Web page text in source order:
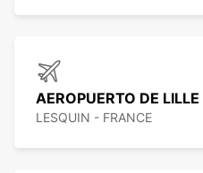
AEROPUERTO DE LILLE
LESQUIN - FRANCE